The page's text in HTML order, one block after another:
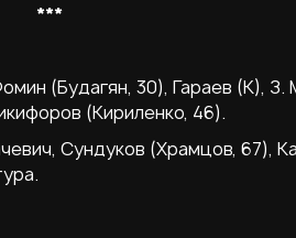
***
(Будагян, 30), Гараев (К),
(Кириленко, 46).
Сундуков (Храмцов, 67),